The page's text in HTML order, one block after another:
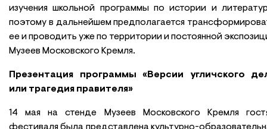
изучения школьной программы по истории и
поэтому в дальнейшем предполагается
ее и проводить уже по территории и постоянной
Музеев Московского Кремля.
Презентация программы «Версии угличского
или трагедия правителя»
14 мая на стенде Музеев Московского Кремля